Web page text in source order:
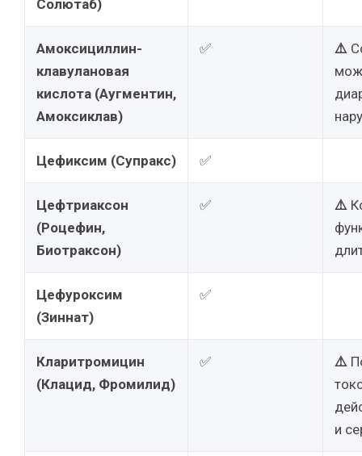
Солютаб)
Амоксициллин-
клавулановая
кислота (Аугментин,
Амоксиклав)
✅ ⚠️
Цефиксим (Супракс) ✅
Цефтриаксон
(Роцефин,
Биотраксон)
✅ ⚠️
Цефуроксим
(Зиннат)
✅
Кларитромицин
(Клацид, Фромилид)
✅ ⚠️
и